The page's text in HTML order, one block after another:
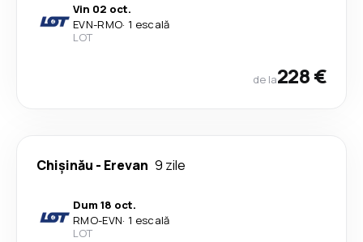
Vin 02 oct.
EVN-RMO· 1 escală
LOT
de la228 €
Chişinău - Erevan 9 zile
Dum 18 oct.
RMO-EVN· 1 escală
LOT